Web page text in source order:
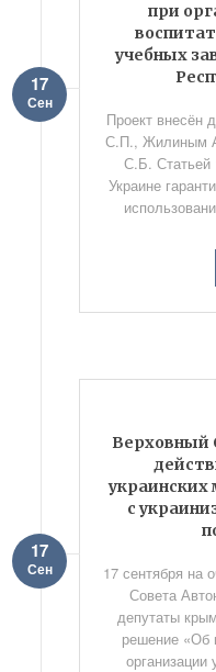
при
учебных
17
Сен
Проект внесён
С.П., Жилиным
С.Б. Статьей
Украине
Верховный
украинских
с
17
Сен
17 сентября на
Совета
депутаты
решение «Об
организации